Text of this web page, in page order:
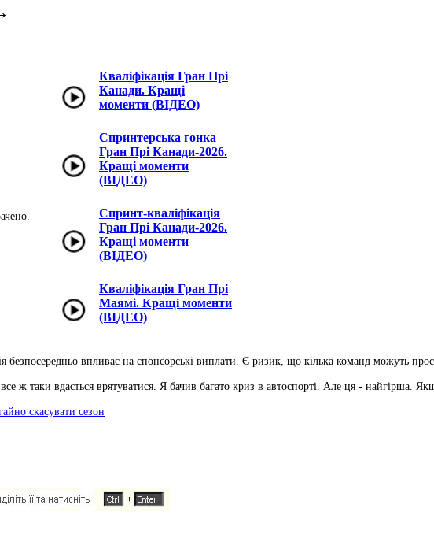
Кваліфікація Гран Прі
Канади. Кращі
моменти (ВІДЕО)
Спринтерська гонка
Гран Прі Канади-2026.
Кращі моменти
(ВІДЕО)
Спринт-кваліфікація
Гран Прі Канади-2026.
Кращі моменти
(ВІДЕО)
Кваліфікація Гран Прі
Маямі. Кращі моменти
(ВІДЕО)
впливає на спонсорські виплати. Є ризик, що кілька команд можуть
ж таки вдасться врятуватися. Я бачив багато криз в автоспорті. Але ця - найгірша.
скасувати сезон